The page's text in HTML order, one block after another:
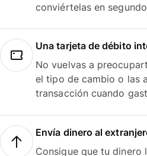
conviértelas en
Una tarjeta de débito
No vuelvas a
el tipo de cambio o las
transacción cuando
Envía dinero al
Consigue que tu dinero